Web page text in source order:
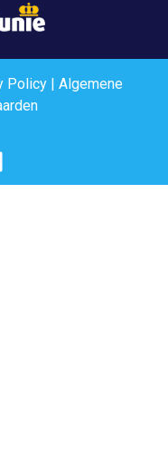
Policy| Algemene